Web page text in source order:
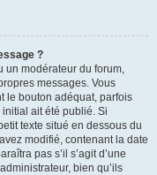
?
un modérateur du forum,
messages. Vous
le bouton adéquat, parfois
ait été publié. Si
texte situé en dessous du
modifié, contenant la date
pas s’il s’agit d’une
bien qu’ils